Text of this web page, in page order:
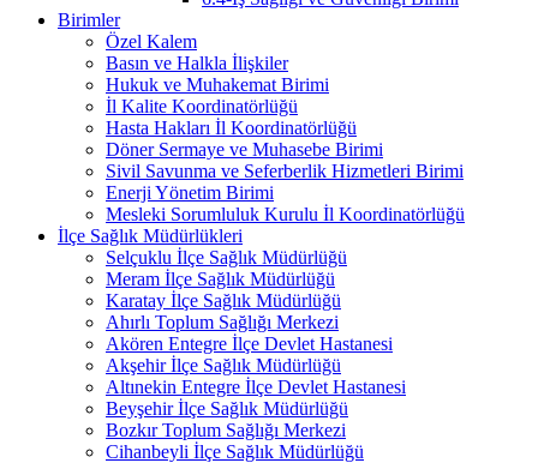
Birimler
Özel Kalem
Basın ve Halkla İlişkiler
Hukuk ve Muhakemat Birimi
İl Kalite Koordinatörlüğü
Hasta Hakları İl Koordinatörlüğü
Döner Sermaye ve Muhasebe Birimi
Sivil Savunma ve Seferberlik Hizmetleri Birimi
Enerji Yönetim Birimi
Mesleki Sorumluluk Kurulu İl Koordinatörlüğü
İlçe Sağlık Müdürlükleri
Selçuklu İlçe Sağlık Müdürlüğü
Meram İlçe Sağlık Müdürlüğü
Karatay İlçe Sağlık Müdürlüğü
Ahırlı Toplum Sağlığı Merkezi
Akören Entegre İlçe Devlet Hastanesi
Akşehir İlçe Sağlık Müdürlüğü
Altınekin Entegre İlçe Devlet Hastanesi
Beyşehir İlçe Sağlık Müdürlüğü
Bozkır Toplum Sağlığı Merkezi
Cihanbeyli İlçe Sağlık Müdürlüğü